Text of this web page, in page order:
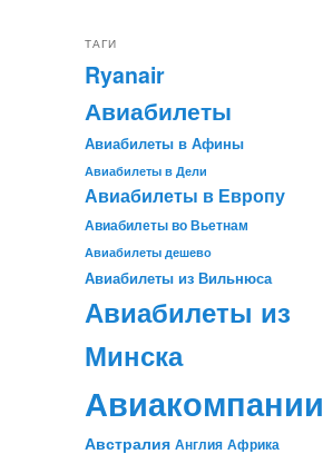
ТАГИ
Ryanair
Авиабилеты
Авиабилеты в Афины
Авиабилеты в Дели
Авиабилеты в Европу
Авиабилеты во Вьетнам
Авиабилеты дешево
Авиабилеты из Вильнюса
Авиабилеты из
Минска
Авиакомпании
Австралия Англия Африка